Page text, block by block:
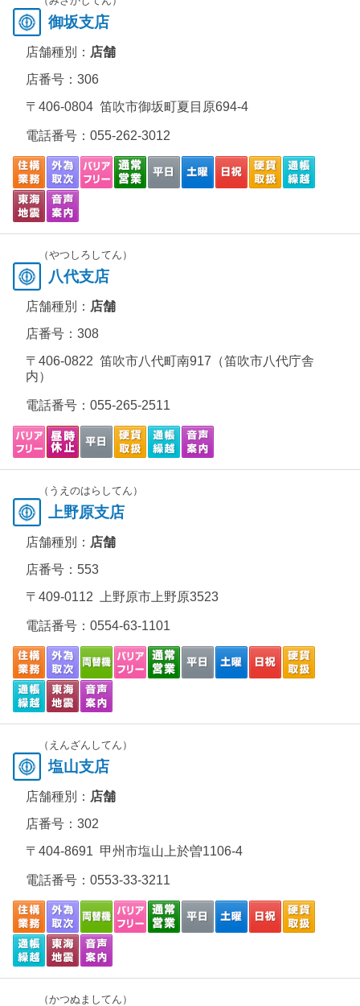
御坂支店
店舗種別： 店舗
店番号：306
〒406-0804 笛吹市御坂町夏目原694-4
電話番号： 055-262-3012
（やつしろしてん）
八代支店
店舗種別： 店舗
店番号：308
〒406-0822 笛吹市八代町南917（笛吹市八代庁舎
内）
電話番号： 055-265-2511
（うえのはらしてん）
上野原支店
店舗種別： 店舗
店番号：553
〒409-0112 上野原市上野原3523
電話番号： 0554-63-1101
（えんざんしてん）
塩山支店
店舗種別： 店舗
店番号：302
〒404-8691 甲州市塩山上於曽1106-4
電話番号： 0553-33-3211
（かつぬましてん）